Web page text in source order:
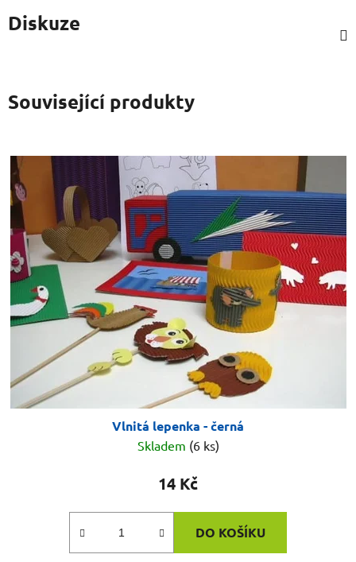
Diskuze
Související produkty
Vlnitá lepenka - černá
Skladem (6 ks)
14 Kč
DO KOŠÍKU